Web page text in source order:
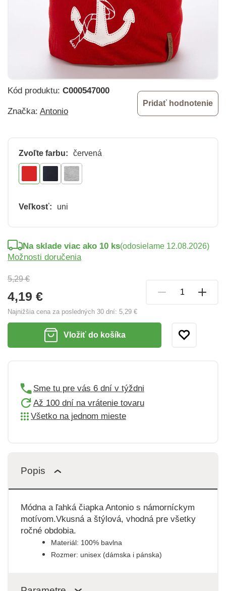
Kód produktu: C000547000
Značka: Antonio
Pridať hodnotenie
Zvoľte farbu: červená
Veľkosť: uni
5,29 €
4,19 €
Najnižšia cena za posledných 30 dní: 5,29 €
Na sklade viac ako 10 ks(odosielame 12.08.2026)
Možnosti doručenia
Vložiť do košíka
Sme tu pre vás 6 dní v týždni
Až 100 dní na vrátenie tovaru
Všetko na jednom mieste
Popis
Módna a ľahká čiapka Antonio s námorníckym
motívom.Vkusná a štýlová, vhodná pre všetky
ročné obdobia.
Materiál: 100% bavlna
Rozmer: unisex (dámska i pánska)